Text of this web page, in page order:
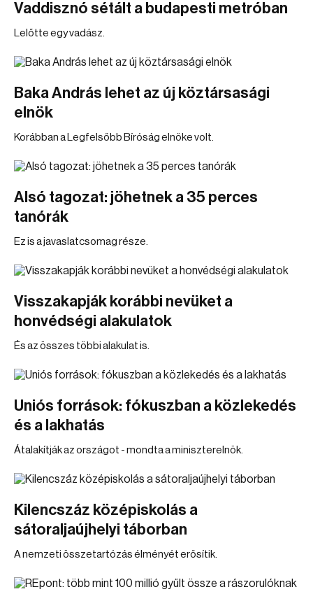
Vaddisznó sétált a budapesti metróban
Lelőtte egy vadász.
Baka András lehet az új köztársasági
elnök
Korábban a Legfelsőbb Bíróság elnöke volt.
Alsó tagozat: jöhetnek a 35 perces
tanórák
Ez is a javaslatcsomag része.
Visszakapják korábbi nevüket a
honvédségi alakulatok
És az összes többi alakulat is.
Uniós források: fókuszban a közlekedés
és a lakhatás
Átalakítják az országot - mondta a miniszterelnök.
Kilencszáz középiskolás a
sátoraljaújhelyi táborban
A nemzeti összetartózás élményét erősítik.